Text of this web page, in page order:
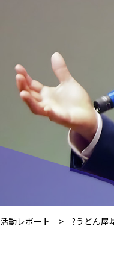
活動レポート > ?うどん屋